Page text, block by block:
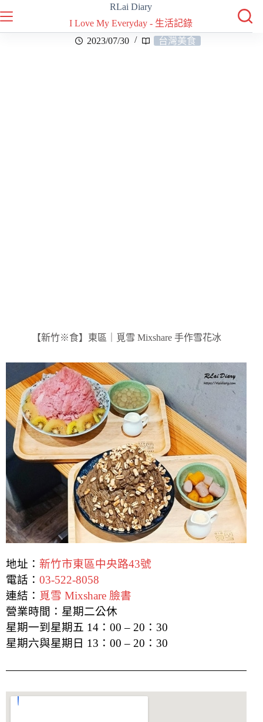
RLai Diary
I Love My Everyday - 生活記錄
2023/07/30
台灣美食
【新竹※食】東區｜覓雪 Mixshare 手作雪花冰
地址： 新竹市東區中央路43號
電話： 03-522-8058
連結： 覓雪 Mixshare 臉書
營業時間：星期二公休
星期一到星期五 14：00 – 20：30
星期六與星期日 13：00 – 20：30